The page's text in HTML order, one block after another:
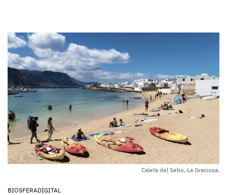
Caleta del Sebo, La Graciosa.
BIOSFERADIGITAL